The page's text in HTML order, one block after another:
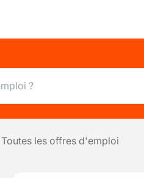
Toutes les offres d'emploi